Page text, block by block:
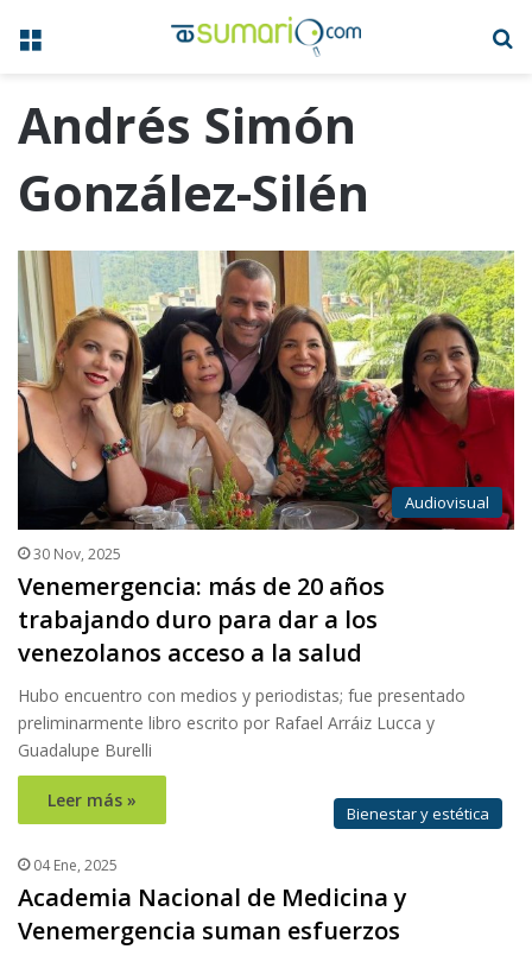
Menú
Andrés Simón
González-Silén
Audiovisual
30 Nov, 2025
Venemergencia: más de 20 años
trabajando duro para dar a los
venezolanos acceso a la salud
Hubo encuentro con medios y periodistas; fue presentado
preliminarmente libro escrito por Rafael Arráiz Lucca y
Guadalupe Burelli
Leer más »
Bienestar y estética
04 Ene, 2025
Academia Nacional de Medicina y
Venemergencia suman esfuerzos